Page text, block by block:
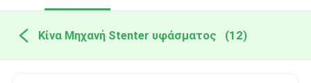
Κίνα Μηχανή Stenter υφάσματος (12)